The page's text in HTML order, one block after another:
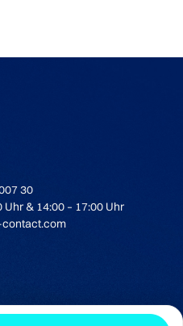
30
Uhr & 14:00 – 17:00 Uhr